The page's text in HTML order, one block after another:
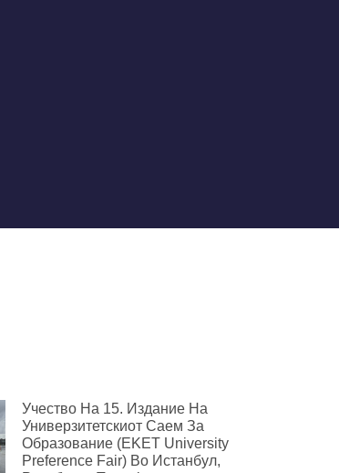
Учество На 15. Издание На
Универзитетскиот Саем За
Образование (EKET University
Preference Fair) Во Истанбул,